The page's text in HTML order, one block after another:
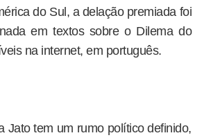
do Sul, a delação premiada foi
em textos sobre o Dilema do
na internet, em português.
Jato tem um rumo político definido,